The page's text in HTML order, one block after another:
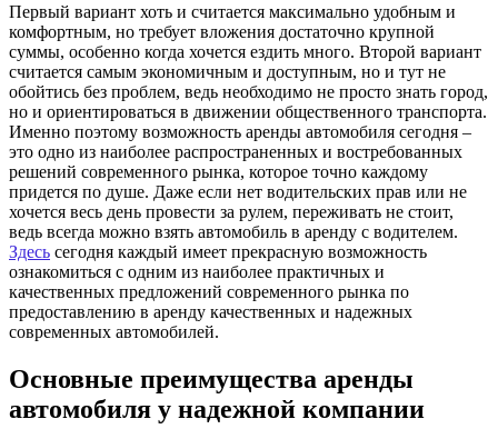
Первый вариант хоть и считается максимально удобным и
комфортным, но требует вложения достаточно крупной
суммы, особенно когда хочется ездить много. Второй вариант
считается самым экономичным и доступным, но и тут не
обойтись без проблем, ведь необходимо не просто знать город,
но и ориентироваться в движении общественного транспорта.
Именно поэтому возможность аренды автомобиля сегодня –
это одно из наиболее распространенных и востребованных
решений современного рынка, которое точно каждому
придется по душе. Даже если нет водительских прав или не
хочется весь день провести за рулем, переживать не стоит,
ведь всегда можно взять автомобиль в аренду с водителем.
Здесь сегодня каждый имеет прекрасную возможность
ознакомиться с одним из наиболее практичных и
качественных предложений современного рынка по
предоставлению в аренду качественных и надежных
современных автомобилей.
Основные преимущества аренды
автомобиля у надежной компании